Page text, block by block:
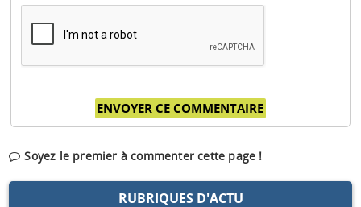
Soyez le premier à commenter cette page !
RUBRIQUES D'ACTU